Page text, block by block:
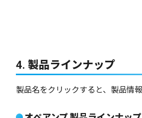
4. 製品ラインナップ
製品名をクリックすると、製品情報